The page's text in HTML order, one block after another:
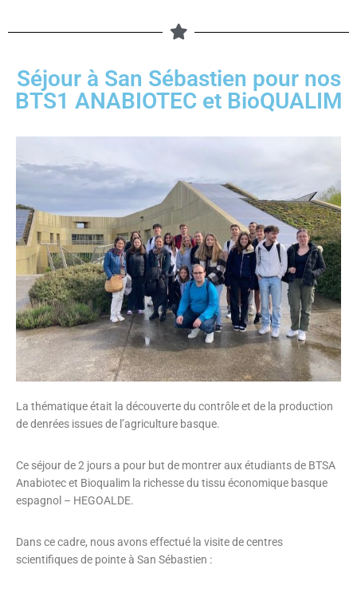
Séjour à San Sébastien pour nos
BTS1 ANABIOTEC et BioQUALIM
La thématique était la découverte du contrôle et de la production
de denrées issues de l’agriculture basque.
Ce séjour de 2 jours a pour but de montrer aux étudiants de BTSA
Anabiotec et Bioqualim la richesse du tissu économique basque
espagnol – HEGOALDE.
Dans ce cadre, nous avons effectué la visite de centres
scientifiques de pointe à San Sébastien :